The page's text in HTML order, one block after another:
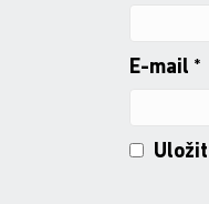
E-mail *